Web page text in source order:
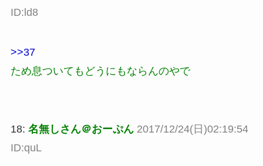
ID:ld8
>>37
ため息ついてもどうにもならんのやで
18: 名無しさん＠おーぷん 2017/12/24(日)02:19:54
ID:quL